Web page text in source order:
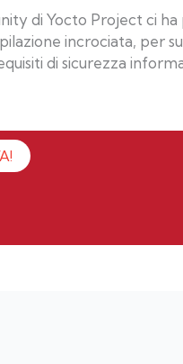
di Yocto Project ci
incrociata, per
di sicurezza